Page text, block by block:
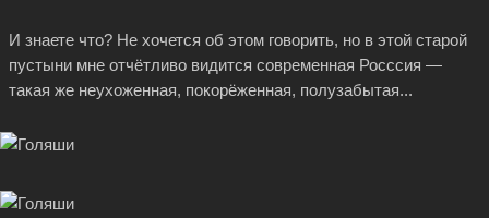
И знаете что? Не хочется об этом говорить, но в этой старой
пустыни мне отчётливо видится современная Росссия —
такая же неухоженная, покорёженная, полузабытая...